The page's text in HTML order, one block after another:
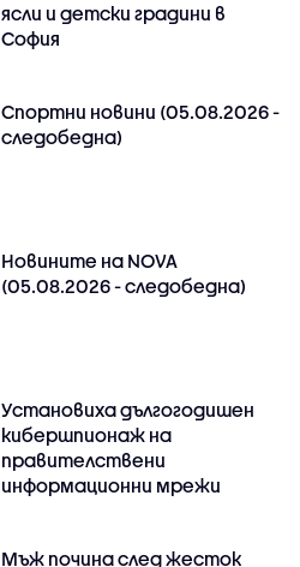
ясли и детски градини в
София
Спортни новини (05.08.2026 -
следобедна)
Новините на NOVA
(05.08.2026 - следобедна)
Установиха дългогодишен
кибершпионаж на
правителствени
информационни мрежи
Мъж почина след жесток